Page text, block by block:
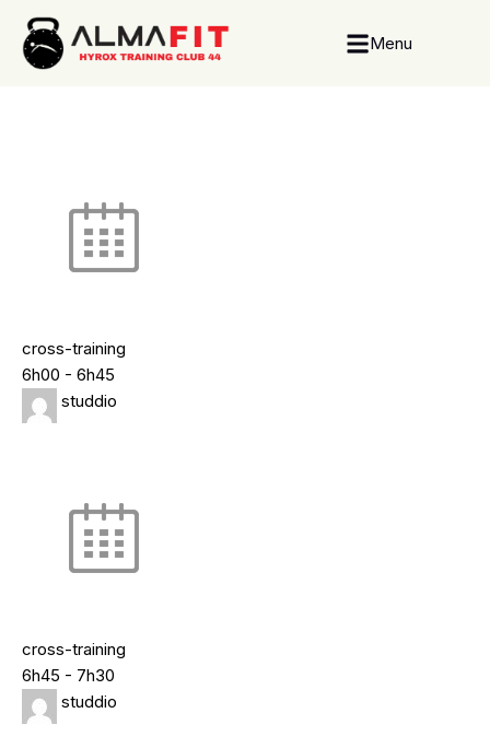
Menu
cross-training
6h00 - 6h45
studdio
cross-training
6h45 - 7h30
studdio